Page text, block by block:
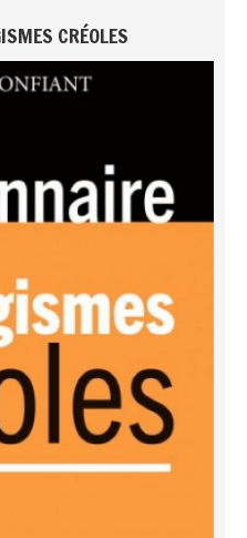
CRÉOLES